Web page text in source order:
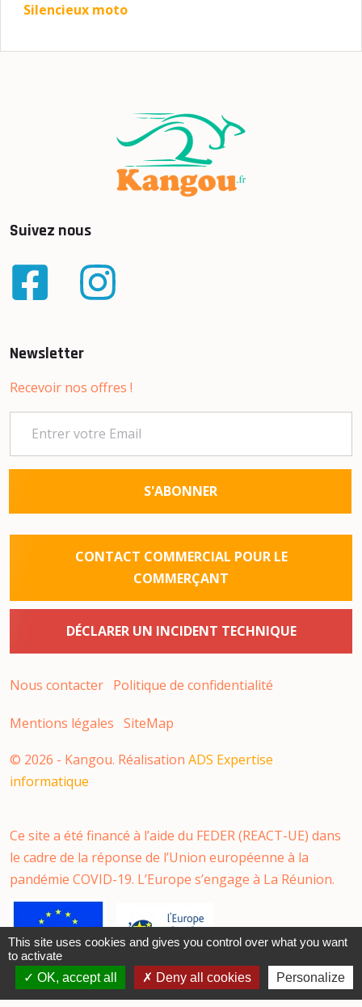
Silencieux moto
Suivez nous
Newsletter
Recevoir nos offres !
S'ABONNER
CONTACT COMMERCIAL POUR LE
COMMERÇANT
DÉCLARER UN INCIDENT TECHNIQUE
Nous contacter Politique de confidentialité
Mentions légales SiteMap
© 2026 - Kangou. Réalisation ADS Expertise
informatique
Ce site a été financé à l’aide du FEDER (REACT-UE) dans
le cadre de la réponse de l’Union européenne à la
pandémie COVID-19. L’Europe s’engage à La Réunion.
This site uses cookies and gives you control over what you want
to activate
OK, accept all
Deny all cookies Personalize